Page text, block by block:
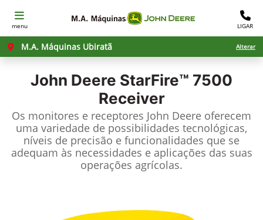
menu LIGAR
M.A. Máquinas Ubiratã Alterar
John Deere StarFire™ 7500
Receiver
Os monitores e receptores John Deere oferecem
uma variedade de possibilidades tecnológicas,
níveis de precisão e funcionalidades que se
adequam às necessidades e aplicações das suas
operações agrícolas.